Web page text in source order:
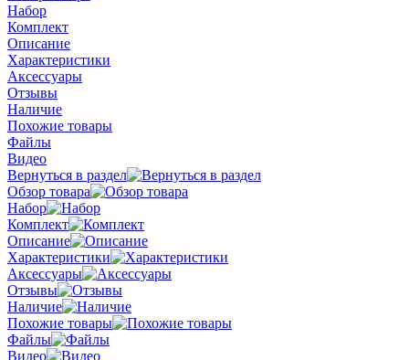
Набор
Комплект
Описание
Характеристики
Аксессуары
Отзывы
Наличие
Похожие товары
Файлы
Видео
Вернуться в раздел
Обзор товара
Набор
Комплект
Описание
Характеристики
Аксессуары
Отзывы
Наличие
Похожие товары
Файлы
Видео